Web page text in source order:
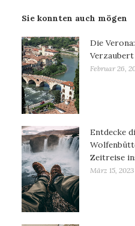
Sie konnten auch mögen
Die
Verzaubert
Februar 26,
Entdecke
Zeitreise
März 15, 2023